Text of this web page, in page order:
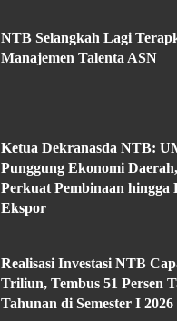
NTB Selangkah Lagi
Manajemen Talenta ASN
Ketua Dekranasda NTB:
Punggung Ekonomi
Perkuat Pembinaan hingga
Ekspor
Realisasi Investasi NTB
Triliun, Tembus 51 Persen
Tahunan di Semester I 2026